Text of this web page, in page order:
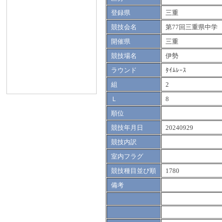
登録県
三重
競技会名
第77回三重県中学
開催県
三重
競技場名
伊勢
ラウンド
ﾀｲﾑﾚｰｽ
組
2
Ｌ
8
順位
競技年月日
20240929
競技内訳
室内フラグ
競技種目並び順
1780
備考